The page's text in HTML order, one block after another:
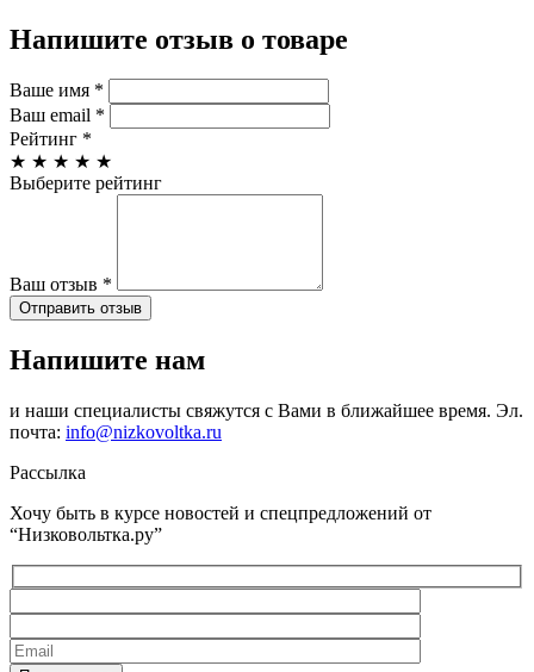
Напишите отзыв о товаре
Ваше имя *
Ваш email *
Рейтинг *
★ ★ ★ ★ ★
Выберите рейтинг
Ваш отзыв *
Отправить отзыв
Напишите нам
и наши специалисты свяжутся с Вами в ближайшее время. Эл.
почта: info@nizkovoltka.ru
Рассылка
Хочу быть в курсе новостей и спецпредложений от
“Низковольтка.ру”